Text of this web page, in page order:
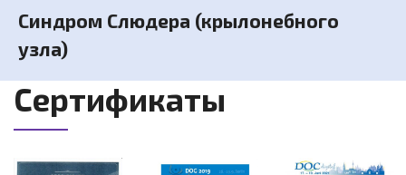
Синдром Слюдера (крылонебного
узла)
Сертификаты